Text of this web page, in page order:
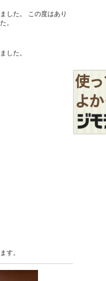
した。 この度はあり
。
した。
す。